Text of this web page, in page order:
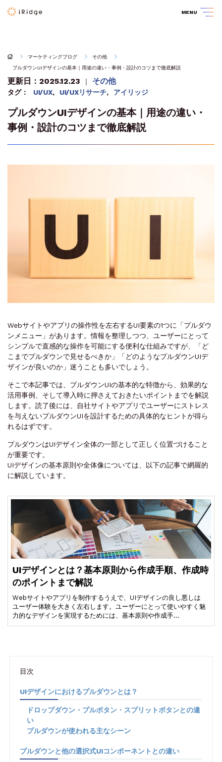
MENU
マーケティングブログ
その他
プルダウンUIデザインの基本｜用途の違い・事例・設計のコツまで徹底解説
更新日：2025.12.23 ｜ その他
タグ： UI/UX, UI/UXリサーチ, アイリッジ
プルダウンUIデザインの基本｜用途の違い・
事例・設計のコツまで徹底解説
Webサイトやアプリの操作性を左右するUI要素の1つに「プルダウ
ンメニュー」があります。情報を整理しつつ、ユーザーにとって
シンプルで直感的な操作を可能にする便利な仕組みですが、「ど
こまでプルダウンで見せるべきか」「どのようなプルダウンUIデ
ザインが良いのか」迷うことも多いでしょう。
そこで本記事では、プルダウンUIの基本的な特徴から、効果的な
活用事例、そして導入時に押さえておきたいポイントまでを解説
します。読了後には、自社サイトやアプリでユーザーにストレス
を与えないプルダウンUIを設計するための具体的なヒントが得ら
れるはずです。
プルダウンはUIデザイン全体の一部として正しく位置づけること
が重要です。
UIデザインの基本原則や全体像については、以下の記事で網羅的
に解説しています。
UIデザインとは？基本原則から作成手順、作成時
のポイントまで解説
Webサイトやアプリを制作するうえで、UIデザインの良し悪しは
ユーザー体験を大きく左右します。ユーザーにとって使いやすく魅
力的なデザインを実現するためには、基本原則や作成手…
目次
UIデザインにおけるプルダウンとは？
ドロップダウン・プルボタン・スプリットボタンとの違
い
プルダウンが使われる主なシーン
プルダウンと他の選択式UIコンポーネントとの違い